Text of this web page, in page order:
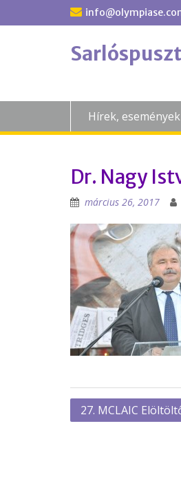
Hírek, események
Dr. Nagy
március 26, 2017
Bejegyzés
27. MCLAIC